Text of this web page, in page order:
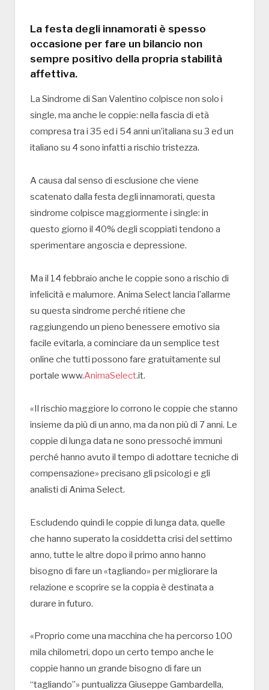
La festa degli innamorati è spesso
occasione per fare un bilancio non
sempre positivo della propria stabilità
affettiva.
La Sindrome di San Valentino colpisce non solo i
single, ma anche le coppie: nella fascia di età
compresa tra i 35 ed i 54 anni un’italiana su 3 ed un
italiano su 4 sono infatti a rischio tristezza.
A causa dal senso di esclusione che viene
scatenato dalla festa degli innamorati, questa
sindrome colpisce maggiormente i single: in
questo giorno il 40% degli scoppiati tendono a
sperimentare angoscia e depressione.
Ma il 14 febbraio anche le coppie sono a rischio di
infelicità e malumore. Anima Select lancia l’allarme
su questa sindrome perché ritiene che
raggiungendo un pieno benessere emotivo sia
facile evitarla, a cominciare da un semplice test
online che tutti possono fare gratuitamente sul
portale www.AnimaSelect.it.
«Il rischio maggiore lo corrono le coppie che stanno
insieme da più di un anno, ma da non più di 7 anni. Le
coppie di lunga data ne sono pressoché immuni
perché hanno avuto il tempo di adottare tecniche di
compensazione» precisano gli psicologi e gli
analisti di Anima Select.
Escludendo quindi le coppie di lunga data, quelle
che hanno superato la cosiddetta crisi del settimo
anno, tutte le altre dopo il primo anno hanno
bisogno di fare un «tagliando» per migliorare la
relazione e scoprire se la coppia è destinata a
durare in futuro.
«Proprio come una macchina che ha percorso 100
mila chilometri, dopo un certo tempo anche le
coppie hanno un grande bisogno di fare un
“tagliando”» puntualizza Giuseppe Gambardella,